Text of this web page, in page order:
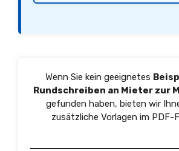
Wenn Sie kein geeignetes
Rundschreiben an Mieter zur
gefunden haben, bieten wir
zusätzliche Vorlagen im PDF-